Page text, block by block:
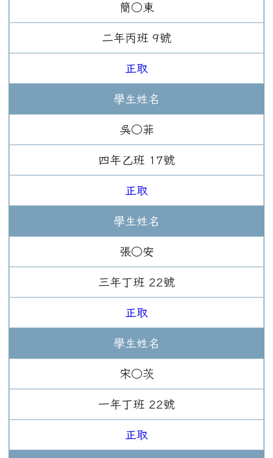
簡○東
二年丙班 9號
正取
學生姓名
吳○菲
四年 乙班 17號
正取
學生姓名
張○安
三年丁班 22號
正取
學生姓名
宋○茨
一年丁班 22號
正取